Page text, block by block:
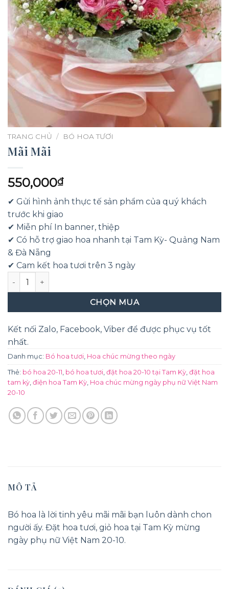
TRANG CHỦ / BÓ HOA TƯƠI
Mãi Mãi
550,000₫
✔ Gửi hình ảnh thực tế sản phẩm của quý khách
trước khi giao
✔ Miễn phí In banner, thiệp
✔ Có hỗ trợ giao hoa nhanh tại Tam Kỳ- Quảng Nam
& Đà Nẵng
✔ Cam kết hoa tươi trên 3 ngày
Mãi Mãi số lượng
CHỌN MUA
Kết nối Zalo, Facebook, Viber để được phục vụ tốt
nhất.
Danh mục: Bó hoa tươi, Hoa chúc mừng theo ngày
Thẻ: bó hoa 20-11, bó hoa tươi, đặt hoa 20-10 tại Tam Kỳ, đặt hoa
tam kỳ, điện hoa Tam Kỳ, Hoa chúc mừng ngày phụ nữ Việt Nam
20-10
MÔ TẢ
Bó hoa là lời tinh yêu mãi mãi bạn luôn dành chon
người ấy. Đặt hoa tươi, giỏ hoa tại Tam Kỳ mừng
ngày phụ nữ Việt Nam 20-10.